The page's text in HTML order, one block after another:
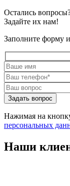
Остались
Задайте их нам!
Заполните форму
Нажимая на
персональных
Наши